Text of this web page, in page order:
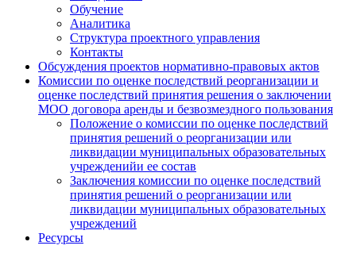
Обучение
Аналитика
Структура проектного управления
Контакты
Обсуждения проектов нормативно-правовых актов
Комиссии по оценке последствий реорганизации и
оценке последствий принятия решения о заключении
МОО договора аренды и безвозмездного пользования
Положение о комиссии по оценке последствий
принятия решений о реорганизации или
ликвидации муниципальных образовательных
учрежденийи ее состав
Заключения комиссии по оценке последствий
принятия решений о реорганизации или
ликвидации муниципальных образовательных
учреждений
Ресурсы